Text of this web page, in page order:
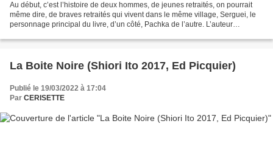
Au début, c’est l’histoire de deux hommes, de jeunes retraités, on pourrait
même dire, de braves retraités qui vivent dans le même village, Serguei, le
personnage principal du livre, d’un côté, Pachka de l’autre. L’auteur
La Boite Noire (Shiori Ito 2017, Ed Picquier)
Publié le 19/03/2022 à 17:04
Par CERISETTE